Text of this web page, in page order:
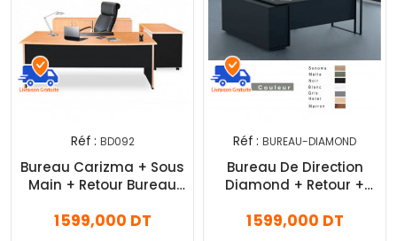
Réf : BD092
Bureau Carizma + Sous
Main + Retour Bureau
1 599,000 DT
Réf : BUREAU-DIAMOND
Bureau De Direction
Diamond + Retour +
1 599,000 DT